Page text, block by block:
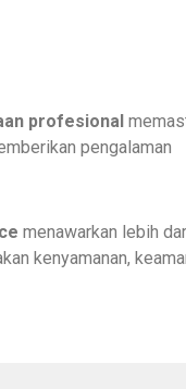
profesional
pengalaman
menawarkan lebih
kenyamanan,